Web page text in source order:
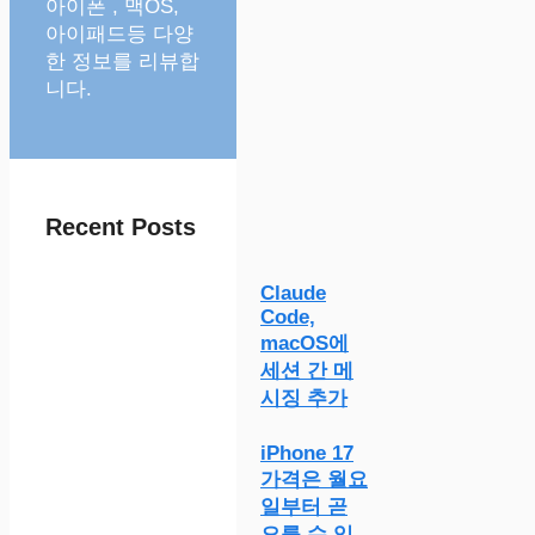
아이폰 , 맥OS,
아이패드등 다양
한 정보를 리뷰합
니다.
Recent Posts
Claude
Code,
macOS에
세션 간 메
시징 추가
iPhone 17
가격은 월요
일부터 곧